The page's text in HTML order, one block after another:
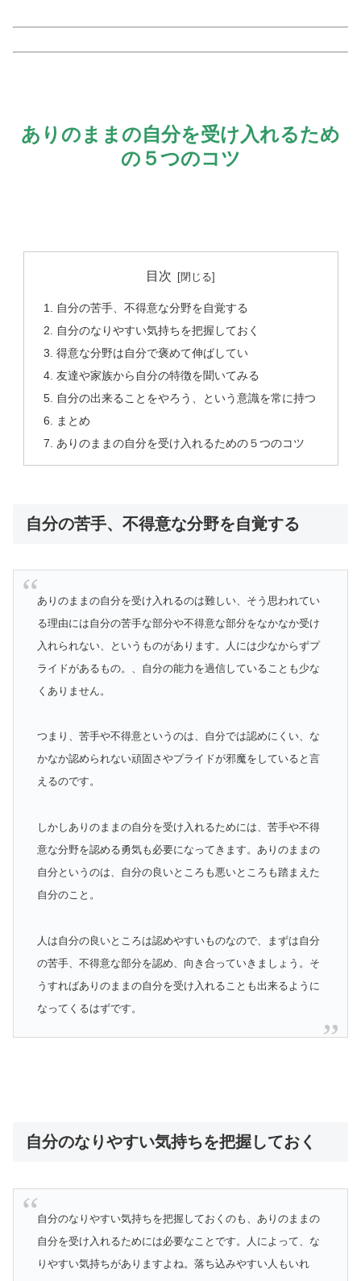
ありのままの自分を受け入れるため
の５つのコツ
目次
自分の苦手、不得意な分野を自覚する
自分のなりやすい気持ちを把握しておく
得意な分野は自分で褒めて伸ばしてい
友達や家族から自分の特徴を聞いてみる
自分の出来ることをやろう、という意識を常に持つ
まとめ
ありのままの自分を受け入れるための５つのコツ
自分の苦手、不得意な分野を自覚する
ありのままの自分を受け入れるのは難しい、そう思われてい
る理由には自分の苦手な部分や不得意な部分をなかなか受け
入れられない、というものがあります。人には少なからずプ
ライドがあるもの。、自分の能力を過信していることも少な
くありません。
つまり、苦手や不得意というのは、自分では認めにくい、な
かなか認められない頑固さやプライドが邪魔をしていると言
えるのです。
しかしありのままの自分を受け入れるためには、苦手や不得
意な分野を認める勇気も必要になってきます。ありのままの
自分というのは、自分の良いところも悪いところも踏まえた
自分のこと。
人は自分の良いところは認めやすいものなので、まずは自分
の苦手、不得意な部分を認め、向き合っていきましょう。そ
うすればありのままの自分を受け入れることも出来るように
なってくるはずです。
自分のなりやすい気持ちを把握しておく
自分のなりやすい気持ちを把握しておくのも、ありのままの
自分を受け入れるためには必要なことです。人によって、な
りやすい気持ちがありますよね。落ち込みやすい人もいれ